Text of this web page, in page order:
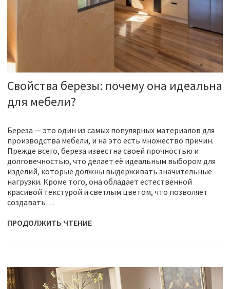
Свойства березы: почему она идеальна
для мебели?
Береза — это один из самых популярных материалов для
производства мебели, и на это есть множество причин.
Прежде всего, береза известна своей прочностью и
долговечностью, что делает её идеальным выбором для
изделий, которые должны выдерживать значительные
нагрузки. Кроме того, она обладает естественной
красивой текстурой и светлым цветом, что позволяет
создавать…
ПРОДОЛЖИТЬ ЧТЕНИЕ